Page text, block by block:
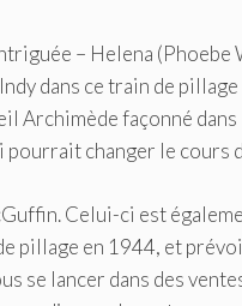
– Helena
dans ce train de
Archimède façonné
pourrait changer le cours
Celui-ci est
pillage en 1944, et
lancer dans des